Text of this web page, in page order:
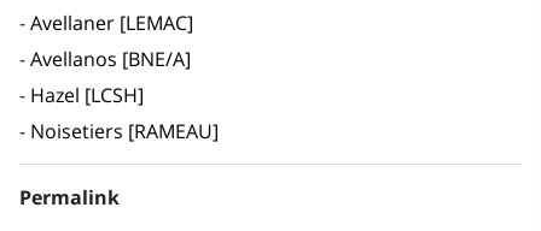
Avellaner [LEMAC]
Avellanos [BNE/A]
Hazel [LCSH]
Noisetiers [RAMEAU]
Permalink